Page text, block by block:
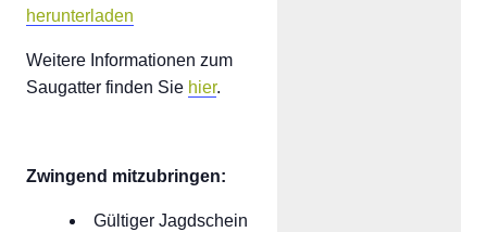
herunterladen
Weitere Informationen zum
Saugatter finden Sie hier.
Zwingend mitzubringen:
Gültiger Jagdschein